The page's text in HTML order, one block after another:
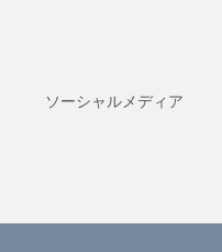
ソーシャルメディア